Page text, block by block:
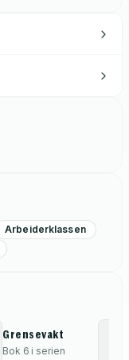
Arbeiderklassen
Grensevakt
Bok 6 i serien